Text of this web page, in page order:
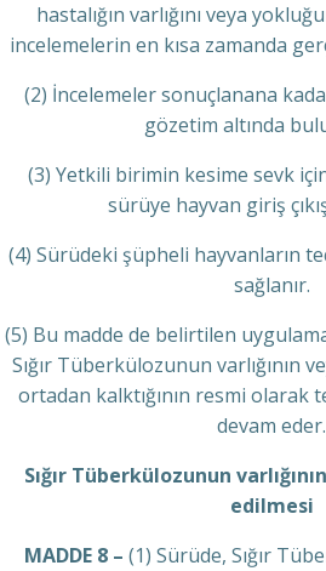
hastalığın varlığını veya
incelemelerin en kısa zamanda
(2) İncelemeler sonuçlanana
gözetim altında
(3) Yetkili birimin kesime sevk
sürüye hayvan giriş
(4) Sürüdeki şüpheli hayvanların
sağlanır.
(5) Bu madde de belirtilen
Sığır Tüberkülozunun varlığının
ortadan kalktığının resmi olarak
devam eder.
Sığır Tüberkülozunun
edilmesi
MADDE 8 – (1) Sürüde, Sığır